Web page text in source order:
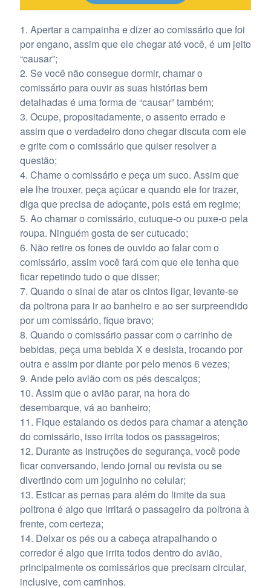
Apertar a campainha e dizer ao comissário que foi
por engano, assim que ele chegar até você, é um jeito
“causar”;
Se você não consegue dormir, chamar o
comissário para ouvir as suas histórias bem
detalhadas é uma forma de “causar” também;
Ocupe, propositadamente, o assento errado e
assim que o verdadeiro dono chegar discuta com ele
e grite com o comissário que quiser resolver a
questão;
Chame o comissário e peça um suco. Assim que
ele lhe trouxer, peça açúcar e quando ele for trazer,
diga que precisa de adoçante, pois está em regime;
Ao chamar o comissário, cutuque-o ou puxe-o pela
roupa. Ninguém gosta de ser cutucado;
Não retire os fones de ouvido ao falar com o
comissário, assim você fará com que ele tenha que
ficar repetindo tudo o que disser;
Quando o sinal de atar os cintos ligar, levante-se
da poltrona para ir ao banheiro e ao ser surpreendido
por um comissário, fique bravo;
Quando o comissário passar com o carrinho de
bebidas, peça uma bebida X e desista, trocando por
outra e assim por diante por pelo menos 6 vezes;
Ande pelo avião com os pés descalços;
Assim que o avião parar, na hora do
desembarque, vá ao banheiro;
Fique estalando os dedos para chamar a atenção
do comissário, isso irrita todos os passageiros;
Durante as instruções de segurança, você pode
ficar conversando, lendo jornal ou revista ou se
divertindo com um joguinho no celular;
Esticar as pernas para além do limite da sua
poltrona é algo que irritará o passageiro da poltrona à
frente, com certeza;
Deixar os pés ou a cabeça atrapalhando o
corredor é algo que irrita todos dentro do avião,
principalmente os comissários que precisam circular,
inclusive, com carrinhos.